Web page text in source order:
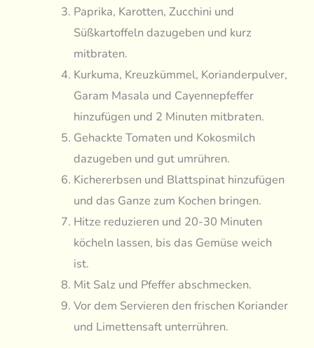
Paprika, Karotten, Zucchini und
Süßkartoffeln dazugeben und kurz
mitbraten.
Kurkuma, Kreuzkümmel, Korianderpulver,
Garam Masala und Cayennepfeffer
hinzufügen und 2 Minuten mitbraten.
Gehackte Tomaten und Kokosmilch
dazugeben und gut umrühren.
Kichererbsen und Blattspinat hinzufügen
und das Ganze zum Kochen bringen.
Hitze reduzieren und 20-30 Minuten
köcheln lassen, bis das Gemüse weich
ist.
Mit Salz und Pfeffer abschmecken.
Vor dem Servieren den frischen Koriander
und Limettensaft unterrühren.